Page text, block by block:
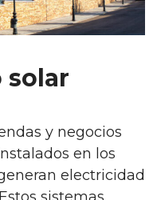
solar
y negocios
en los
electricidad